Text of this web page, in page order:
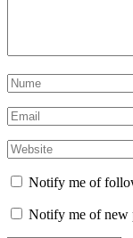
Notify me of
Notify me of new